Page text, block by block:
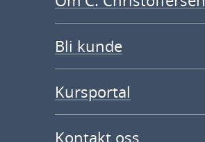
Bli kunde
Kursportal
Kontakt oss